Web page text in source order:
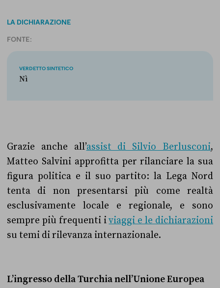
LA DICHIARAZIONE
FONTE:
VERDETTO SINTETICO
Nì
Grazie anche all’assist di Silvio Berlusconi,
Matteo Salvini approfitta per rilanciare la sua
figura politica e il suo partito: la Lega Nord
tenta di non presentarsi più come realtà
esclusivamente locale e regionale, e sono
sempre più frequenti iviaggi e le dichiarazioni
su temi di rilevanza internazionale.
L’ingresso della Turchia nell’Unione Europea